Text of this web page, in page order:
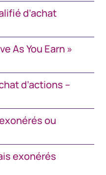
d’achat
As You Earn »
d’actions –
ou
exonérés